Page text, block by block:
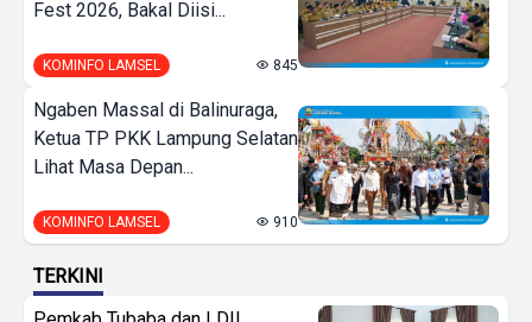
Fest 2026, Bakal Diisi...
KOMINFO LAMSEL 845
Ngaben Massal di Balinuraga,
Ketua TP PKK Lampung Selatan
Lihat Masa Depan...
KOMINFO LAMSEL 910
TERKINI